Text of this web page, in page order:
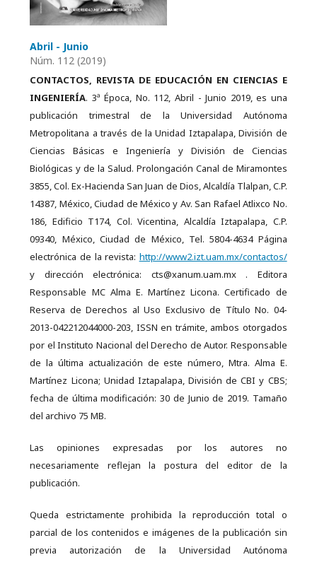
Abril - Junio
Núm. 112 (2019)
CONTACTOS, REVISTA DE EDUCACIÓN EN CIENCIAS E
INGENIERÍA. 3ª Época, No. 112, Abril - Junio 2019, es una
publicación trimestral de la Universidad Autónoma
Metropolitana a través de la Unidad Iztapalapa, División de
Ciencias Básicas e Ingeniería y División de Ciencias
Biológicas y de la Salud. Prolongación Canal de Miramontes
3855, Col. Ex-Hacienda San Juan de Dios, Alcaldía Tlalpan, C.P.
14387, México, Ciudad de México y Av. San Rafael Atlixco No.
186, Edificio T174, Col. Vicentina, Alcaldía Iztapalapa, C.P.
09340, México, Ciudad de México, Tel. 5804-4634 Página
electrónica de la revista: http://www2.izt.uam.mx/contactos/
y dirección electrónica: cts@xanum.uam.mx . Editora
Responsable MC Alma E. Martínez Licona. Certificado de
Reserva de Derechos al Uso Exclusivo de Título No. 04-
2013-042212044000-203, ISSN en trámite, ambos otorgados
por el Instituto Nacional del Derecho de Autor. Responsable
de la última actualización de este número, Mtra. Alma E.
Martínez Licona; Unidad Iztapalapa, División de CBI y CBS;
fecha de última modificación: 30 de Junio de 2019. Tamaño
del archivo 75 MB.
Las opiniones expresadas por los autores no
necesariamente reflejan la postura del editor de la
publicación.
Queda estrictamente prohibida la reproducción total o
parcial de los contenidos e imágenes de la publicación sin
previa autorización de la Universidad Autónoma